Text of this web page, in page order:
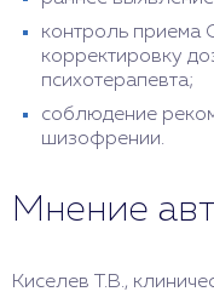
контроль
корректировку
психотерапевта;
соблюдение
шизофрении.
Мнение
Киселев Т.В.,